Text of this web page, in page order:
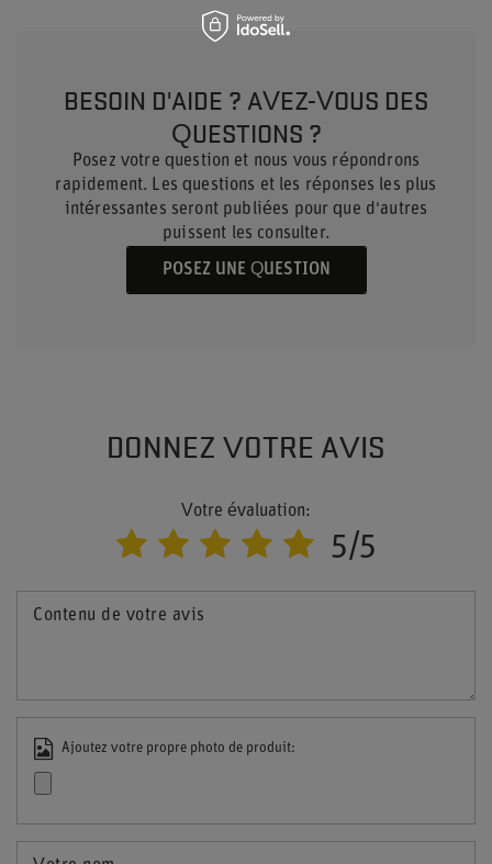
BESOIN D'AIDE ? AVEZ-VOUS DES
QUESTIONS ?
Posez votre question et nous vous répondrons
rapidement. Les questions et les réponses les plus
intéressantes seront publiées pour que d'autres
puissent les consulter.
POSEZ UNE QUESTION
DONNEZ VOTRE AVIS
Votre évaluation:
5/5
Contenu de votre avis
Ajoutez votre propre photo de produit: